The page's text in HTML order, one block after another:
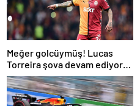
Meğer golcüymüş! Lucas
Torreira şova devam ediyor…